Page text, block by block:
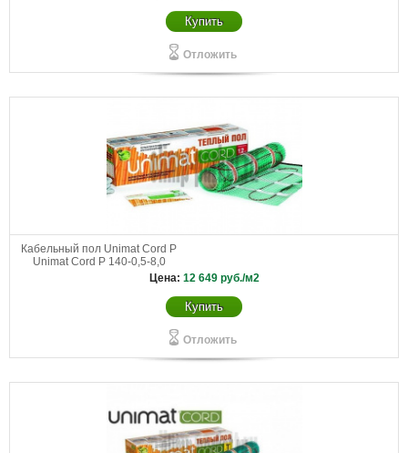
Купить
Отложить
Кабельный пол Unimat Cord P
Unimat Cord P 140-0,5-8,0
Цена: 12 649 руб./м2
Купить
Отложить